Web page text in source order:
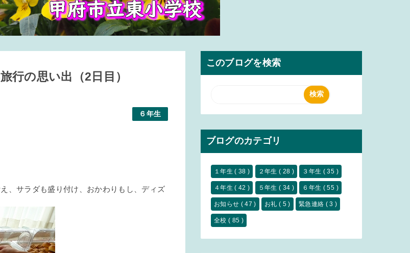
行の思い出（2日目）
６年生
、サラダも盛り付け、おかわりもし、ディズ
このブログを検索
ブログのカテゴリ
１年生( 38 ) ２年生( 28 ) ３年生 ( 35 )
４年生( 42 ) ５年生( 34 ) ６年生 ( 55 )
お知らせ ( 47 ) お礼( 5 ) 緊急連絡 ( 3 )
全校 ( 85 )